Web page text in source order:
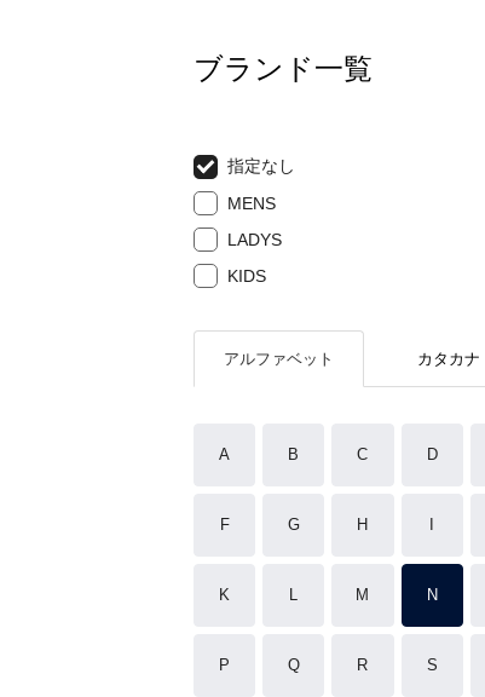
ブランド一覧
指定なし
MENS
LADYS
KIDS
アルファベット カタカナ
A B C D
F G H
K L M N
P Q R S